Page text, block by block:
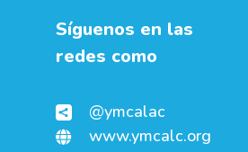
Síguenos en las
redes como
 @ymcalac
 www.ymcalc.org